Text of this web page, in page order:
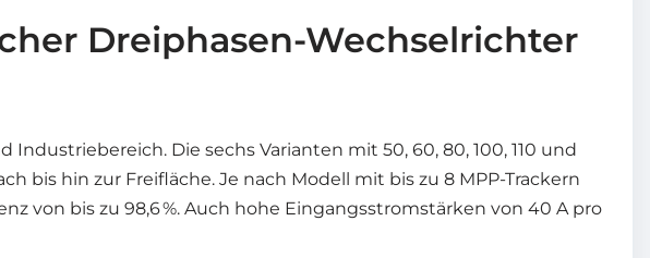
Dreiphasen-Wechselrichter
Die sechs Varianten mit 50, 60, 80, 100, 110 und
bis hin zur Freifläche. Je nach Modell mit bis zu 8 MPP-Trackern
von bis zu 98,6 %. Auch hohe Eingangsstromstärken von 40 A pro